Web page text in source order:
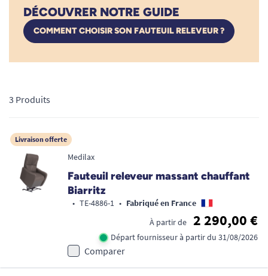
DÉCOUVRER NOTRE GUIDE
COMMENT CHOISIR SON FAUTEUIL RELEVEUR ?
3 Produits
Livraison offerte
Medilax
Fauteuil releveur massant chauffant
Biarritz
• TE-4886-1 • Fabriqué en France
À partir de
2 290,00 €
Départ fournisseur à partir du 31/08/2026
Comparer